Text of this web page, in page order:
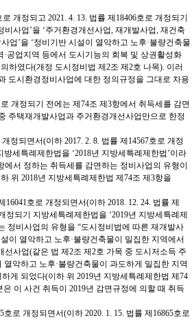
개정되고 2021. 4. 13. 법률 제18406호로 개정되기
비사업’을 ‘주거환경개선사업, 재개발사업, 재건축
업’을 ‘정비기반 시설이 열악하고 노후·불량건축물
공업지역 등에서 도시기능의 회복 및 상권활성화
하였다(개정 도시정비법 제2조 제2호 나목). 이러
도시환경정비사업에 대한 정의규정을 그대로 차용
개정되기 전에는 제74조 제3항에서 취득세를 감면
주택재개발사업과 주거환경개선사업만으로 한정
정되면서(이하 2017. 2. 8. 법률 제14567호로 개정
세특례제한법을 ‘2018년 지방세특례제한법’이라
서 정하는 취득세를 감면하는 정비사업의 유형이
위 2018년 지방세특례제한법 제74조 제3항을
호로 개정되면서(이하 2018. 12. 24. 법률 제
정되기 지방세특례제한법을 ‘2019년 지방세특례제
정비사업의 유형을 “도시정비법에 따른 재개발사
이 열악하고 노후·불량건축물이 밀집한 지역에서
사업(같은 법 제2조 제2호 가목 중 도시저소득 주
악하고 노후·불량건축물이 과도하게 밀집한 지역
게 되었다(이하 위 2019년 지방세특례제한법 제74
이 사건 취득이 2019년 감면규정에 의할 때 취득
로 개정되면서(이하 2020. 1. 15. 법률 제16865호로